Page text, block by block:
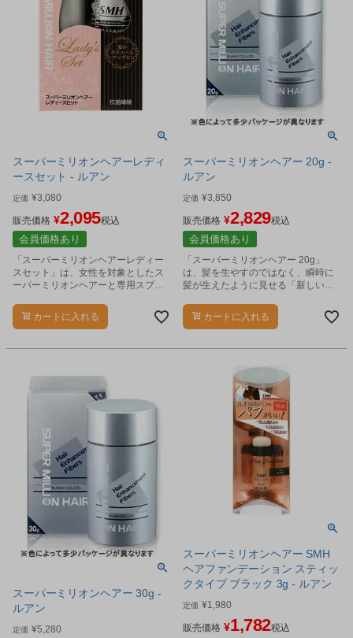
スーパーミリオンヘアーレディ
ースセット - ルアン
定価 ¥3,080
販売価格 ¥2,095税込
会員価格あり
「スーパーミリオンヘアーレディー
スセット」は、女性を対象としたス
ーパーミリオンヘアーと専用スプレ
カートに入れる
スーパーミリオンヘアー 20g -
ルアン
定価 ¥3,850
販売価格 ¥2,829税込
会員価格あり
「スーパーミリオンヘアー 20g」
は、髪を生やすのではなく、瞬時に
髪が生えたように見せる「新しいス
カートに入れる
スーパーミリオンヘアー 30g -
ルアン
定価 ¥5,280
スーパーミリオンヘアー SMH
ヘアファンデーション スティッ
クタイプ ブラック 3g - ルアン
定価 ¥1,980
販売価格 ¥1,782税込